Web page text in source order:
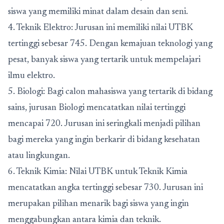
siswa yang memiliki minat dalam desain dan seni.
4. Teknik Elektro: Jurusan ini memiliki nilai UTBK
tertinggi sebesar 745. Dengan kemajuan teknologi yang
pesat, banyak siswa yang tertarik untuk mempelajari
ilmu elektro.
5. Biologi: Bagi calon mahasiswa yang tertarik di bidang
sains, jurusan Biologi mencatatkan nilai tertinggi
mencapai 720. Jurusan ini seringkali menjadi pilihan
bagi mereka yang ingin berkarir di bidang kesehatan
atau lingkungan.
6. Teknik Kimia: Nilai UTBK untuk Teknik Kimia
mencatatkan angka tertinggi sebesar 730. Jurusan ini
merupakan pilihan menarik bagi siswa yang ingin
menggabungkan antara kimia dan teknik.